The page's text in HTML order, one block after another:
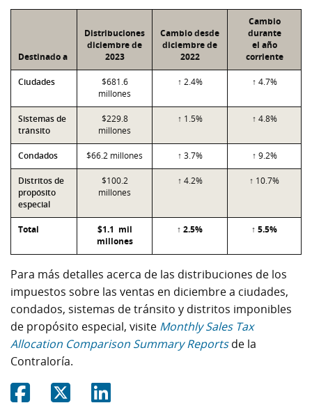
Destinado a
Distribuciones
diciembre de
2023
Cambio desde
diciembre de
2022
Cambio
durante
el año
corriente
Ciudades
$681.6
millones
↑ 2.4% ↑ 4.7%
Sistemas de
tránsito
$229.8
millones
↑ 1.5% ↑ 4.8%
Condados $66.2 millones ↑ 3.7% ↑ 9.2%
Distritos de
propósito
especial
$100.2
millones
↑ 4.2% ↑ 10.7%
Total
$1.1 mil
millones
↑ 2.5% ↑ 5.5%
Para más detalles acerca de las distribuciones de los
impuestos sobre las ventas en diciembre a ciudades,
condados, sistemas de tránsito y distritos imponibles
de propósito especial, visite Monthly Sales Tax
Allocation Comparison Summary Reportsde la
Contraloría.
Share on Facebook
Share on Twitter